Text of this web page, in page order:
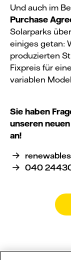
Und auch im
Purchase
Solarparks
einiges getan:
produzierten
Fixpreis für
variablen
Sie haben
unseren
an!
040